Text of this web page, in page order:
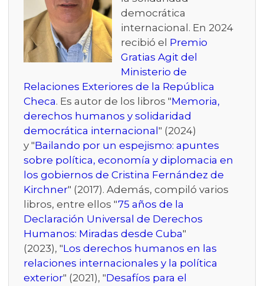
democrática
internacional. En 2024
recibió el Premio
Gratias Agit del
Ministerio de
Relaciones Exteriores de la República
Checa. Es autor de los libros "Memoria,
derechos humanos y solidaridad
democrática internacional " (2024)
y "Bailando por un espejismo: apuntes
sobre política, economía y diplomacia en
los gobiernos de Cristina Fernández de
Kirchner" (2017). Además, compiló varios
libros, entre ellos "75 años de la
Declaración Universal de Derechos
Humanos: Miradas desde Cuba"
(2023), "Los derechos humanos en las
relaciones internacionales y la política
exterior" (2021), "Desafíos para el